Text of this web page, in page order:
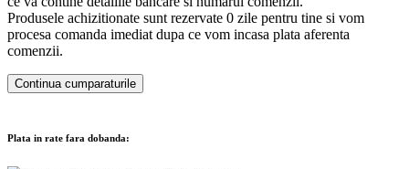
Produsele achizitionate sunt rezervate 0 zile pentru tine si vom
procesa comanda imediat dupa ce vom incasa plata aferenta
comenzii.
Continua cumparaturile
Plata in rate fara dobanda: